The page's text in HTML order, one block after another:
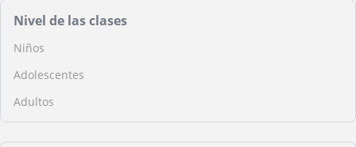
Nivel de las clases
Niños
Adolescentes
Adultos